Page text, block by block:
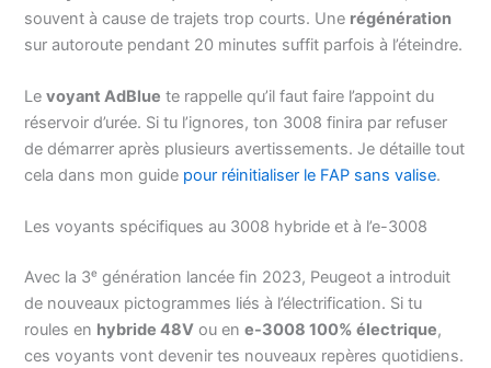
souvent à cause de trajets trop courts. Une régénération
sur autoroute pendant 20 minutes suffit parfois à l’éteindre.
Levoyant AdBlue te rappelle qu’il faut faire l’appoint du
réservoir d’urée. Si tu l’ignores, ton 3008 finira par refuser
de démarrer après plusieurs avertissements. Je détaille tout
cela dans mon guide pour réinitialiser le FAP sans valise.
Les voyants spécifiques au 3008 hybride et à l’e-3008
Avec la 3ᵉ génération lancée fin 2023, Peugeot a introduit
de nouveaux pictogrammes liés à l’électrification. Si tu
roules en hybride 48V ou ene-3008 100% électrique,
ces voyants vont devenir tes nouveaux repères quotidiens.